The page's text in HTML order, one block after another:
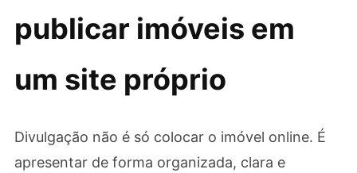
publicar imóveis em
um site próprio
Divulgação não é só colocar o imóvel online. É
apresentar de forma organizada, clara e